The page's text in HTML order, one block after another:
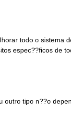
todo o sistema
espec??ficos de
outro tipo n??o